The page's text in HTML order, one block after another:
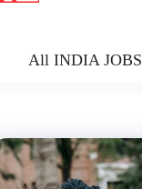
All INDIA JOBS